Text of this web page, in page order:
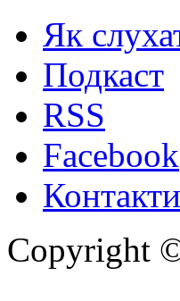
Як
Подкаст
RSS
Facebook
Контакти
Copyright